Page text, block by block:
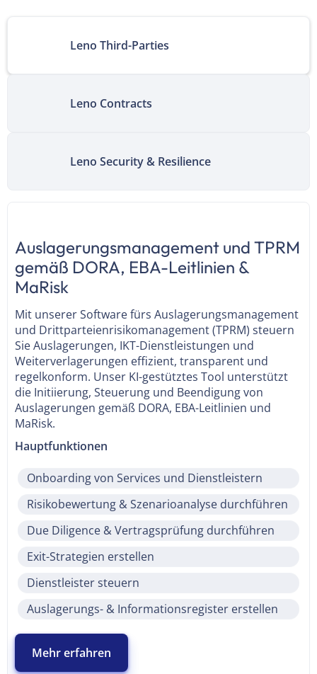
Leno Third-Parties
Leno Contracts
Leno Security & Resilience
Auslagerungsmanagement und TPRM
gemäß DORA, EBA-Leitlinien &
MaRisk
Mit unserer Software fürs Auslagerungsmanagement
und Drittparteienrisikomanagement (TPRM) steuern
Sie Auslagerungen, IKT-Dienstleistungen und
Weiterverlagerungen effizient, transparent und
regelkonform. Unser KI-gestütztes Tool unterstützt
die Initiierung, Steuerung und Beendigung von
Auslagerungen gemäß DORA, EBA-Leitlinien und
MaRisk.
Hauptfunktionen
Onboarding von Services und Dienstleistern
Risikobewertung & Szenarioanalyse durchführen
Due Diligence & Vertragsprüfung durchführen
Exit-Strategien erstellen
Dienstleister steuern
Auslagerungs- & Informationsregister erstellen
Mehr erfahren